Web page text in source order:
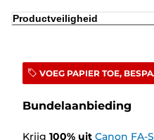
Productveiligheid
VOEG PAPIER TOE,
Bundelaanbieding
Krijg 100% uit Canon FA-